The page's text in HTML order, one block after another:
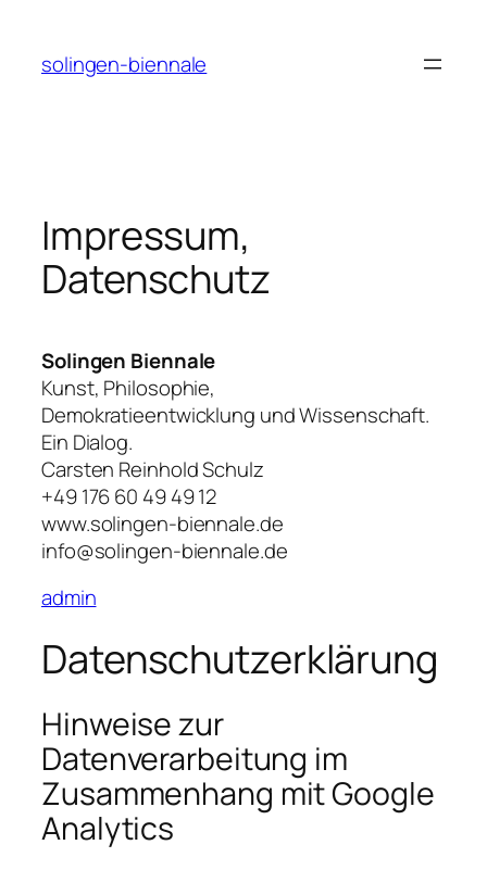
Inhaltsolingen-biennale
Impressum,
Datenschutz
Solingen Biennale
Kunst, Philosophie,
Demokratieentwicklung und Wissenschaft.
Ein Dialog.
Carsten Reinhold Schulz
+49 176 60 49 49 12
www.solingen-biennale.de
info@solingen-biennale.de
admin
Datenschutzerklärung
Hinweise zur
Datenverarbeitung im
Zusammenhang mit Google
Analytics